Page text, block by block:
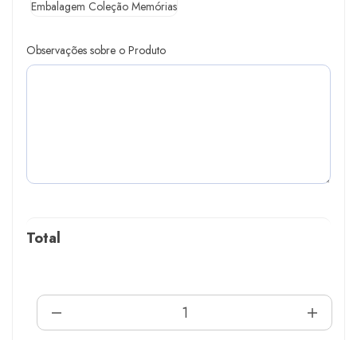
Embalagem Coleção Memórias
Observações sobre o Produto
Total